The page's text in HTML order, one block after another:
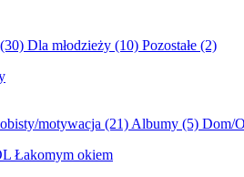
(30) Dla młodzieży (10) Pozostałe (2)
motywacja (21) Albumy (5) Dom/